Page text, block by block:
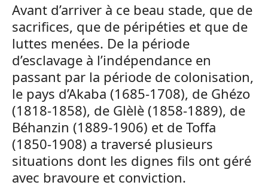
Avant d’arriver à ce beau stade, que de
sacrifices, que de péripéties et que de
luttes menées. De la période
d’esclavage à l’indépendance en
passant par la période de colonisation,
le pays d’Akaba (1685-1708), de Ghézo
(1818-1858), de Glèlè (1858-1889), de
Béhanzin (1889-1906) et de Toffa
(1850-1908) a traversé plusieurs
situations dont les dignes fils ont géré
avec bravoure et conviction.